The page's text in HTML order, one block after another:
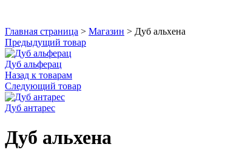
Главная страница > Магазин > Дуб альхена
Предыдущий товар
Дуб альферац
Назад к товарам
Следующий товар
Дуб антарес
Дуб альхена